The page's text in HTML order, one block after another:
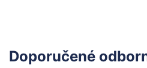
Doporučené